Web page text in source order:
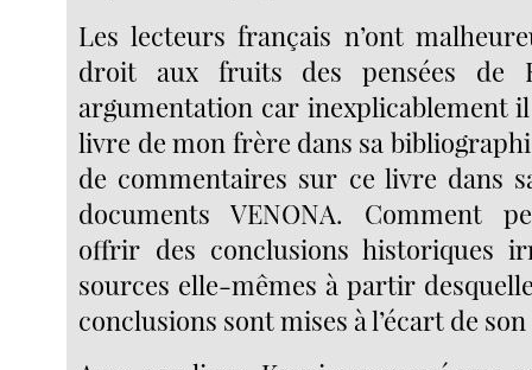
Les lecteurs français n’ont
droit aux fruits des pensées de
argumentation car inexplicablement il
livre de mon frère dans sa
de commentaires sur ce livre dans
documents VENONA. Comment
offrir des conclusions historiques
sources elle-mêmes à partir
conclusions sont mises à l’écart de